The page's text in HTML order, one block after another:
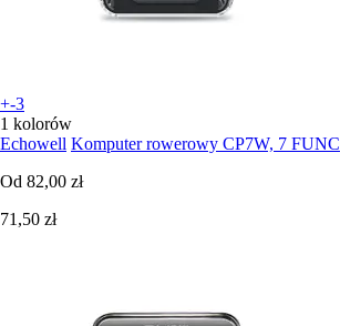
+-3
1 kolorów
Echowell Komputer rowerowy CP7W, 7 FUNC
Od 82,00 zł
71,50 zł